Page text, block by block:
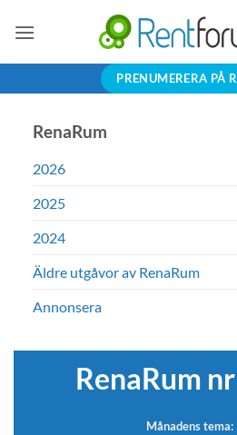
PRENUMERERA PÅ
RenaRum
2026
2025
2024
Äldre utgåvor av RenaRum
Annonsera
Månadens tema:
RenaRum